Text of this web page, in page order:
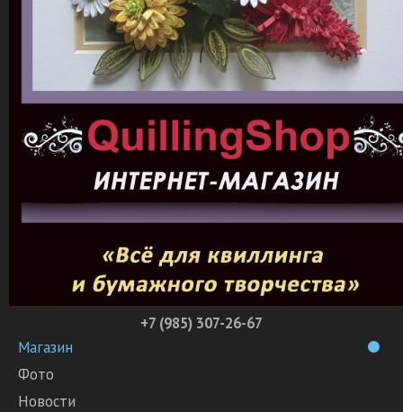
+7 (985) 307-26-67
Магазин
Фото
Новости